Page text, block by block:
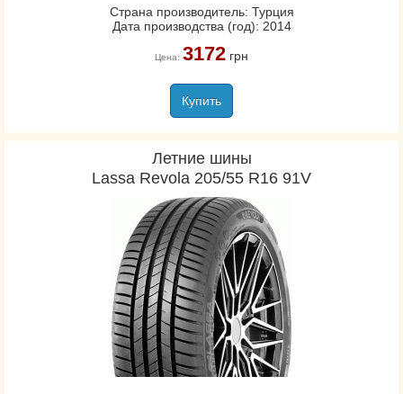
Страна производитель: Турция
Дата производства (год): 2014
Цена: 3172грн
Купить
Летние шины
Lassa Revola 205/55 R16 91V